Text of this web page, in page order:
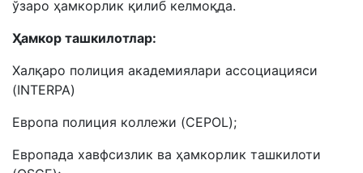
ўзаро ҳамкорлик қилиб келмоқда.
Ҳамкор ташкилотлар:
Халқаро полиция академиялари ассоциацияси
(INTERPA)
Европа полиция коллежи (CEPOL);
Европада хавфсизлик ва ҳамкорлик ташкилоти